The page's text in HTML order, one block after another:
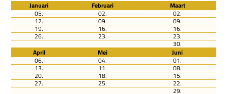
Januari Februari
Maart
05.
02. 02.
12. 09. 09.
19. 16. 16.
26. 23. 23.
30.
April
Mei
Juni
06.
04. 01.
13. 11. 08.
20. 18. 15.
27. 25. 22.
29.